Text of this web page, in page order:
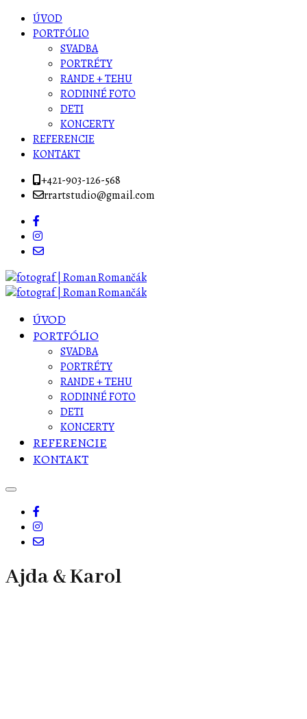
ÚVOD
PORTFÓLIO
SVADBA
PORTRÉTY
RANDE + TEHU
RODINNÉ FOTO
DETI
KONCERTY
REFERENCIE
KONTAKT
+421-903-126-568
rrartstudio@gmail.com
ÚVOD
PORTFÓLIO
SVADBA
PORTRÉTY
RANDE + TEHU
RODINNÉ FOTO
DETI
KONCERTY
REFERENCIE
KONTAKT
Ajda & Karol